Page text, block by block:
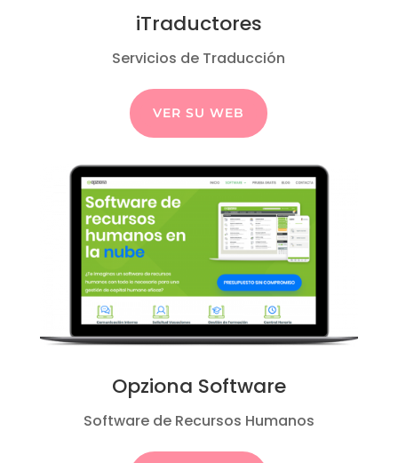
iTraductores
Servicios de Traducción
VER SU WEB
Opziona Software
Software de Recursos Humanos